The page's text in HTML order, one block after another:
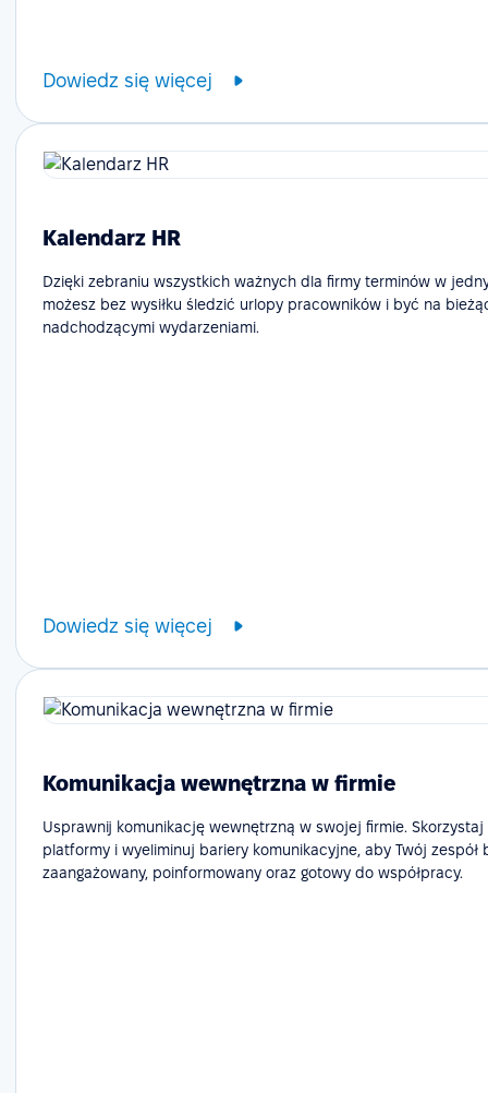
Dowiedz się więcej
Kalendarz HR
Dzięki zebraniu wszystkich ważnych dla firmy terminów w
możesz bez wysiłku śledzić urlopy pracowników i być na
nadchodzącymi wydarzeniami.
Dowiedz się więcej
Komunikacja wewnętrzna w firmie
Usprawnij komunikację wewnętrzną w swojej firmie.
platformy i wyeliminuj bariery komunikacyjne, aby Twój zespół
zaangażowany, poinformowany oraz gotowy do współpracy.